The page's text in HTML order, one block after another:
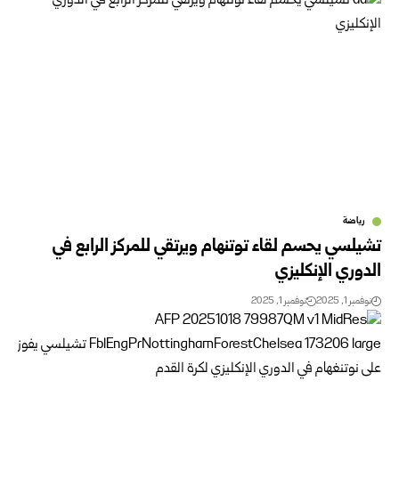
رياضة
تشيلسي يحسم لقاء توتنهام ويرتقي للمركز الرابع في
الدوري الإنكليزي
نوفمبر 1, 2025 نوفمبر 1, 2025